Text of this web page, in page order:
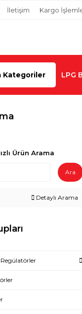
İletişim Kargo
Kategoriler LPG
Ürün Arama
Ara
Detaylı Arama